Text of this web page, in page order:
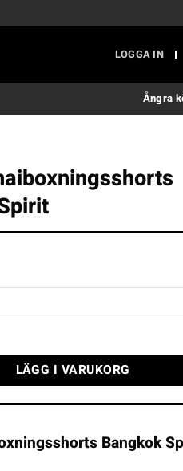
LOGGA IN
Ångra
LÄGG I VARUKORG
Bangkok